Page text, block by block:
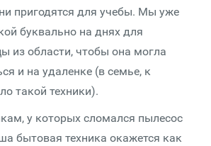
пригодятся для учебы. Мы уже
буквально на днях для
из области, чтобы она могла
и на удаленке (в семье, к
такой техники).
у которых сломался пылесос
бытовая техника окажется как